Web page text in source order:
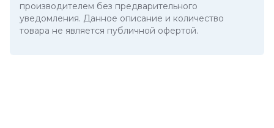
производителем без предварительного
уведомления. Данное описание и количество
товара не является публичной офертой.